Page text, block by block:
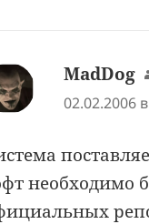
MadDog
02.02.2006
необходимо